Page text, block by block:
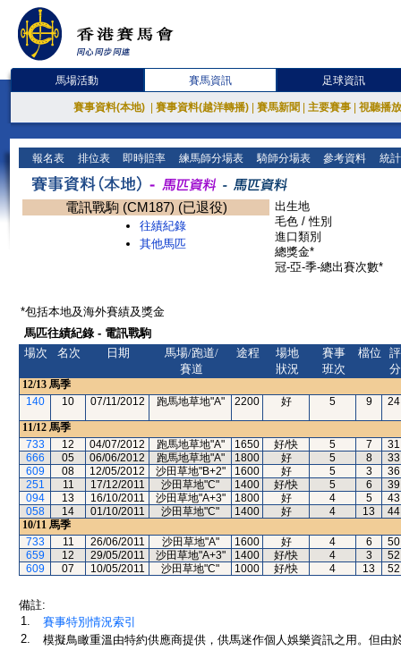
馬場活動 賽馬資訊 足球資訊
賽事資料(本地) 賽事資料(越洋轉播) 賽馬新聞 主要賽事 視聽播
報名表 排位表 即時賠率 練馬師分場表 騎師分場表 參考資料 統
電訊戰駒 (CM187) (已退役)
往績紀錄
其他馬匹
出生地
毛色 / 性別
進口類別
總獎金*
冠-亞-季-總出賽次數*
*包括本地及海外賽績及獎金
馬匹往績紀錄 - 電訊戰駒
場次
名次 日期
馬場/跑道/
賽道
途程
場地
狀況
賽事
班次
檔位
評
分
12/13 馬季
140
10 07/11/2012 跑馬地草地"A" 2200 好 5 9 24
11/12 馬季
733
12 04/07/2012 跑馬地草地"A" 1650 好/快 5 7
31
666
05 06/06/2012 跑馬地草地"A" 1800 好 5 8
33
609
08 12/05/2012 沙田草地"B+2" 1600 好 5 3
36
251
11 17/12/2011 沙田草地"C" 1400 好/快 5 6
39
094
13 16/10/2011 沙田草地"A+3" 1800 好 4 5
43
058
14 01/10/2011 沙田草地"C" 1400 好 4 13
44
10/11 馬季
733
11 26/06/2011 沙田草地"A" 1600 好 4 6
50
659
12 29/05/2011 沙田草地"A+3" 1400 好/快 4 3
52
609
07 10/05/2011 沙田草地"C" 1000 好/快 4 13 52
備註:
1.
賽事特別情況索引
2.
模擬鳥瞰重溫由特約供應商提供，供馬迷作個人娛樂資訊之用。但